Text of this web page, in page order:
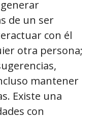
de un ser
con él
otra persona;
mantener
Existe una
con